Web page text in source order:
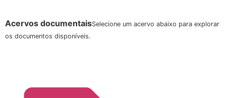
Acervos documentaisSelecione um acervo abaixo para explorar
os documentos disponíveis.